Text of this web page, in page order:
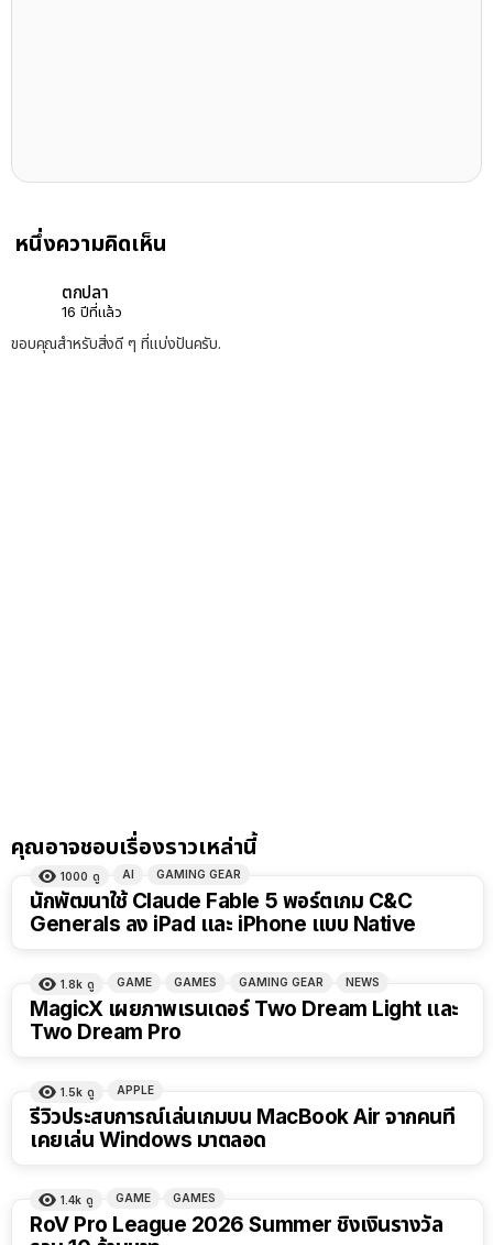
หนึ่งความคิดเห็น
ตกปลา
16 ปีที่แล้ว
ขอบคุณสำหรับสิ่งดี ๆ ที่แบ่งปันครับ.
คุณอาจชอบเรื่องราวเหล่านี้
1000 ดู AI GAMING GEAR
นักพัฒนาใช้ Claude Fable 5 พอร์ตเกม C&C
Generals ลง iPad และ iPhone แบบ Native
1.8k ดู GAME GAMES GAMING GEAR NEWS
MagicX เผยภาพเรนเดอร์ Two Dream Light และ
Two Dream Pro
1.5k ดู APPLE
รีวิวประสบการณ์เล่นเกมบน MacBook Air จากคนที่
เคยเล่น Windows มาตลอด
1.4k ดู GAME GAMES
RoV Pro League 2026 Summer ชิงเงินรางวัล